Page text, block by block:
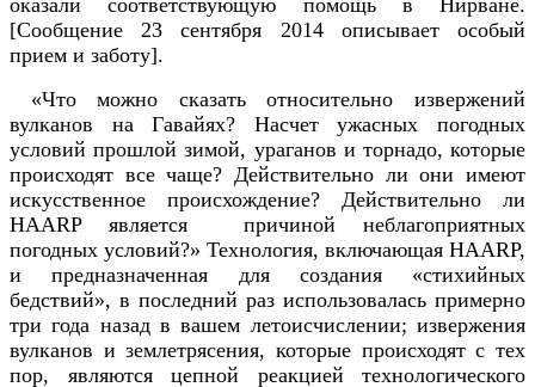
оказали соответствующую помощь в Нирване.
[Сообщение 23 сентября 2014 описывает особый
прием и заботу].
«Что можно сказать относительно извержений
вулканов на Гавайях? Насчет ужасных погодных
условий прошлой зимой, ураганов и торнадо, которые
происходят все чаще? Действительно ли они имеют
искусственное происхождение? Действительно ли
HAARP является причиной неблагоприятных
погодных условий?» Технология, включающая HAARP,
и предназначенная для создания «стихийных
бедствий», в последний раз использовалась примерно
три года назад в вашем летоисчислении; извержения
вулканов и землетрясения, которые происходят с тех
пор, являются цепной реакцией технологического